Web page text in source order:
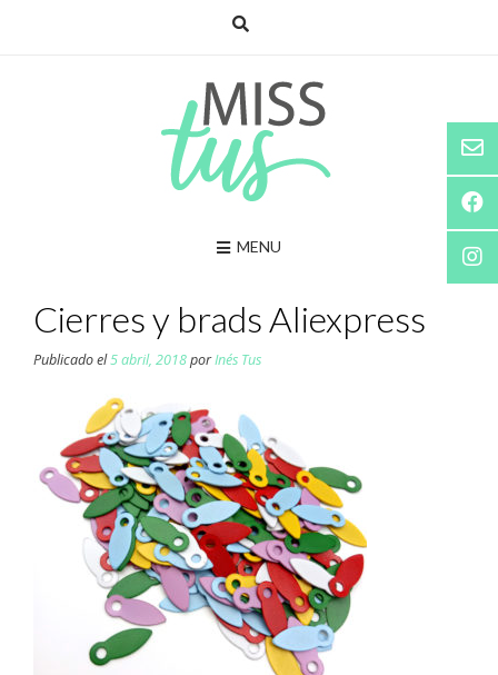
MENU
Cierres y brads Aliexpress
Publicado el5 abril, 2018porInés Tus